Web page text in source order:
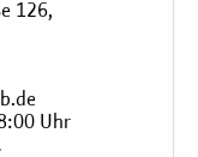
126,
Uhr